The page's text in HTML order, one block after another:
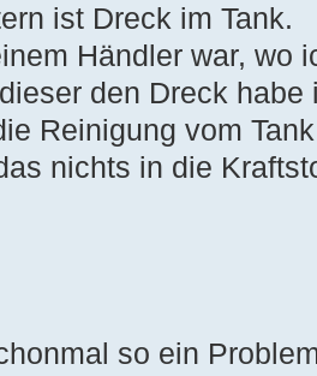
ist Dreck im Tank.
Händler war, wo
den Dreck
Reinigung vom
nichts in die
so ein